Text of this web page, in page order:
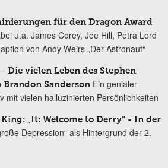
für den Dragon Award
u.a. James Corey, Joe Hill, Petra Lord
von Andy Weirs „Der Astronaut“
Die vielen Leben des Stephen
Brandon Sanderson Ein genialer
mit vielen halluzinierten Persönlichkeiten
„It: Welcome to Derry“ - In der
Depression“ als Hintergrund der 2.